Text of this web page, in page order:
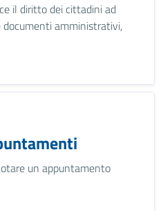
il diritto dei cittadini ad
documenti amministrativi,
un appuntamento